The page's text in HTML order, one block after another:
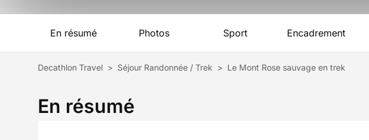
En résumé Photos Sport Encadrement
Decathlon Travel > Séjour Randonnée / Trek > Le Mont Rose sauvage en trek
En résumé